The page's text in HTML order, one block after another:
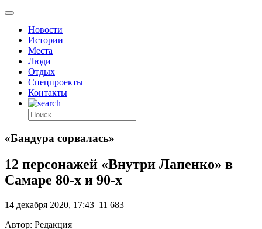
Новости
Истории
Места
Люди
Отдых
Спецпроекты
Контакты
«Бандура сорвалась»
12 персонажей «Внутри Лапенко» в
Самаре 80-х и 90-х
14 декабря 2020, 17:43 11 683
Автор: Редакция